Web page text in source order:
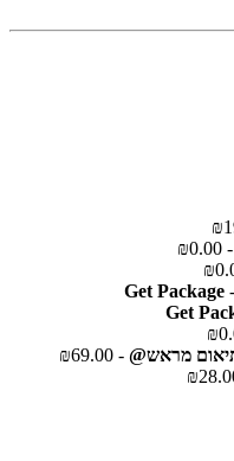
- ₪0.00
מראש@ - ₪69.00